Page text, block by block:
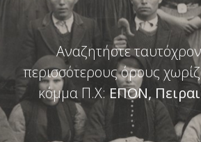
Αναζητήστε
περισσότερους όρους
κόμμα Π.Χ: ΕΠΟΝ,